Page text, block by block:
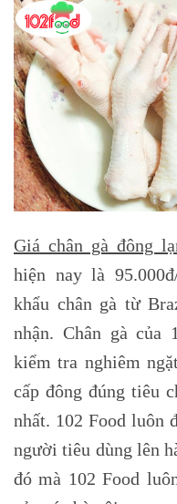
Giá chân gà đông
hiện nay là
khẩu chân gà từ
nhận. Chân gà của
kiểm tra nghiêm
cấp đông đúng tiêu
nhất. 102 Food luôn
người tiêu dùng lên
đó mà 102 Food